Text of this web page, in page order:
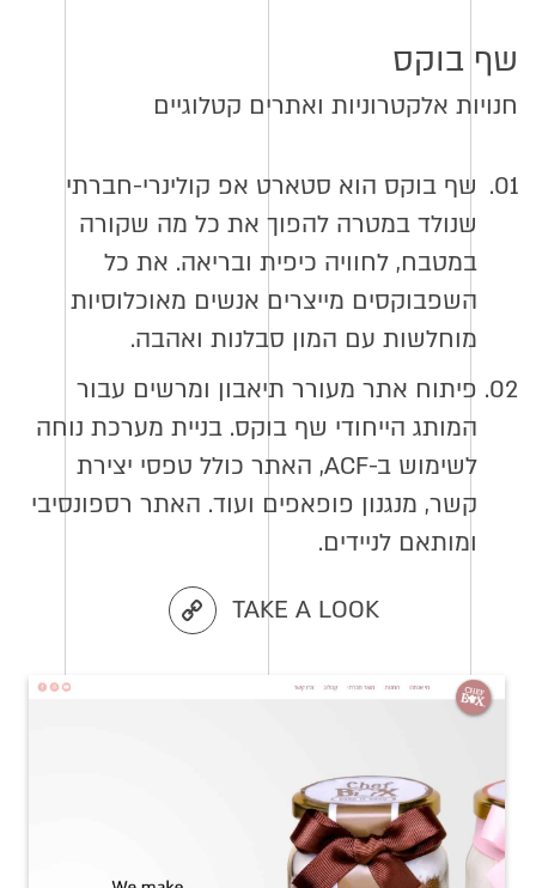
שף בוקס
חנויות אלקטרוניות ואתרים קטלוגיים
01.
שף בוקס הוא סטארט אפ קולינרי-חברתי
שנולד במטרה להפוך את כל מה שקורה
במטבח, לחוויה כיפית ובריאה. את כל
השפבוקסים מייצרים אנשים מאוכלוסיות
מוחלשות עם המון סבלנות ואהבה.
02. פיתוח אתר מעורר תיאבון ומרשים עבור
המותג הייחודי שף בוקס. בניית מערכת נוחה
לשימוש ב-ACF, האתר כולל טפסי יצירת
קשר, מנגנון פופאפים ועוד. האתר רספונסיבי
ומותאם לניידים.
TAKE A LOOK